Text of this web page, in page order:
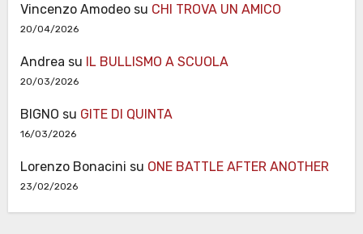
Vincenzo Amodeosu CHI TROVA UN AMICO
20/04/2026
Andrea su IL BULLISMO A SCUOLA
20/03/2026
BIGNO su GITE DI QUINTA
16/03/2026
Lorenzo Bonacini su ONE BATTLE AFTER ANOTHER
23/02/2026